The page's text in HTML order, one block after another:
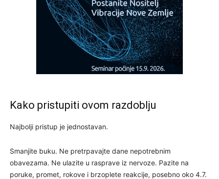
Kako pristupiti ovom razdoblju
Najbolji pristup je jednostavan.
Smanjite buku. Ne pretrpavajte dane nepotrebnim
obavezama. Ne ulazite u rasprave iz nervoze. Pazite na
poruke, promet, rokove i brzoplete reakcije, posebno oko 4.7.